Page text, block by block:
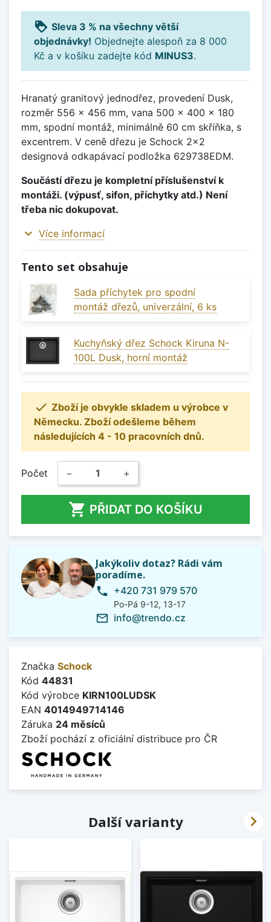
loyalty Sleva 3 % na všechny větší
objednávky! Objednejte alespoň za 8 000
Kč a v košíku zadejte kód MINUS3.
Hranatý granitový jednodřez, provedení Dusk,
rozměr 556 x 456 mm, vana 500 x 400 x 180
mm, spodní montáž, minimálně 60 cm skříňka, s
excentrem. V ceně dřezu je Schock 2x2
designová odkapávací podložka 629738EDM.
Součástí dřezu je kompletní příslušenství k
montáži. (výpusť, sifon, příchytky atd.) Není
třeba nic dokupovat.
expand_more Více informací
Tento set obsahuje
Sada příchytek pro spodní
montáž dřezů, univerzální, 6 ks
Kuchyňský dřez Schock Kiruna N-
100L Dusk, horní montáž
 Zboží je obvykle skladem u výrobce v
Německu. Zboží odešleme během
následujících 4 - 10 pracovních dnů.
Počet − +
 PŘIDAT DO KOŠÍKU
Jakýkoliv dotaz? Rádi vám
poradíme.
phone +420 731 979 570
Po-Pá 9-12, 13-17
mail_outline info@trendo.cz
Značka Schock
Kód 44831
Kód výrobce KIRN100LUDSK
EAN 4014949714146
Záruka 24 měsíců
Zboží pochází z oficiální distribuce pro ČR
Další varianty 